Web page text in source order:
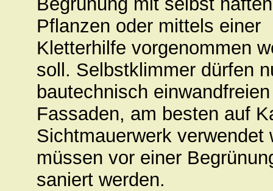
Pflanzen oder mittels einer
Kletterhilfe vorgenommen
soll. Selbstklimmer dürfen
bautechnisch einwandfreien
Fassaden, am besten auf
Sichtmauerwerk
müssen vor einer
saniert werden.